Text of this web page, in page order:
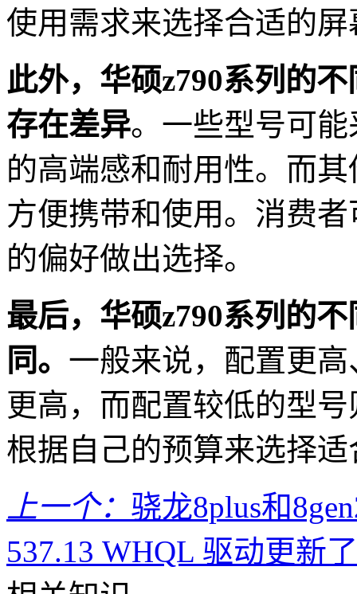
使用需求来选择合适的
此外，华硕z790系列的
存在差异。一些型号可
的高端感和耐用性。而
方便携带和使用。消费
的偏好做出选择。
最后，华硕z790系列的
同。 一般来说，配置更
更高，而配置较低的型
根据自己的预算来选择
上一个： 骁龙8plus和
537.13 WHQL 驱动更新